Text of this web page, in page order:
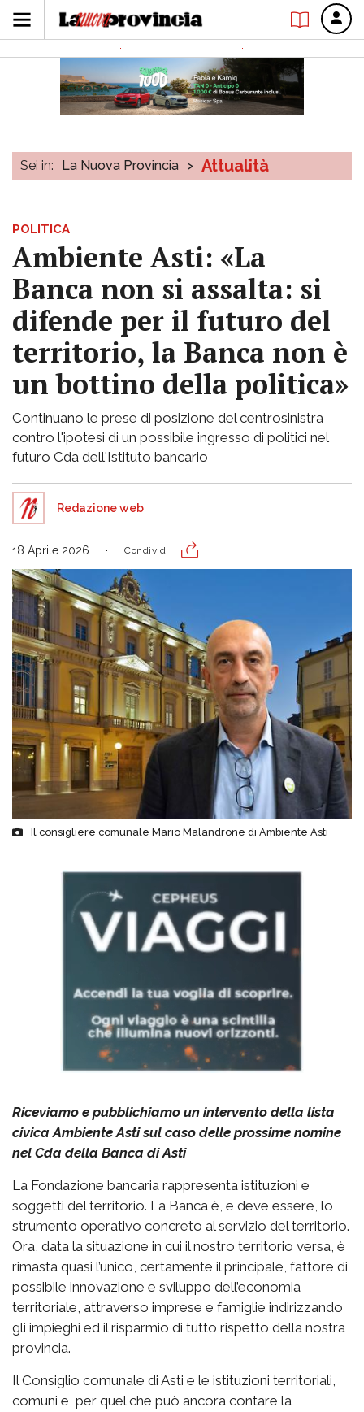
Sei in: La Nuova Provincia > Attualità
POLITICA
Ambiente Asti: «La
Banca non si assalta: si
difende per il futuro del
territorio, la Banca non è
un bottino della politica»
Continuano le prese di posizione del centrosinistra
contro l'ipotesi di un possibile ingresso di politici nel
futuro Cda dell'Istituto bancario
Redazione web
18 Aprile 2026 Condividi
Il consigliere comunale Mario Malandrone di Ambiente Asti
Riceviamo e pubblichiamo un intervento della lista
civica Ambiente Asti sul caso delle prossime nomine
nel Cda della Banca di Asti
La Fondazione bancaria rappresenta istituzioni e
soggetti del territorio. La Banca è, e deve essere, lo
strumento operativo concreto al servizio del territorio.
Ora, data la situazione in cui il nostro territorio versa, è
rimasta quasi l’unico, certamente il principale, fattore di
possibile innovazione e sviluppo dell’economia
territoriale, attraverso imprese e famiglie indirizzando
gli impieghi ed il risparmio di tutto rispetto della nostra
provincia.
Il Consiglio comunale di Asti e le istituzioni territoriali,
comuni e, per quel che può ancora contare la